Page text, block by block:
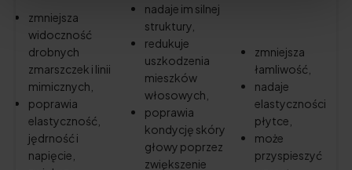
zmniejsza
widoczność
drobnych
zmarszczek i linii
mimicznych,
poprawia
elastyczność,
jędrność i
napięcie,
nadaje im silnej
struktury,
redukuje
uszkodzenia
mieszków
włosowych,
poprawia
kondycję skóry
głowy poprzez
zwiększenie
zmniejsza
łamliwość,
nadaje
elastyczności
płytce,
może
przyspieszyć